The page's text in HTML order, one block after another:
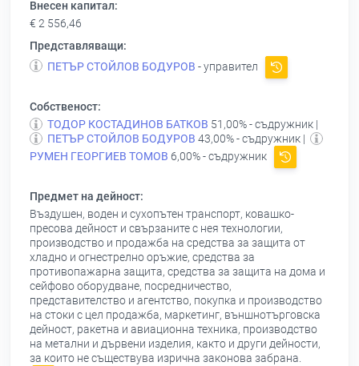
Внесен капитал:
€ 2 556,46
Представляващи:
ПЕТЪР СТОЙЛОВ БОДУРОВ - управител
Собственост:
ТОДОР КОСТАДИНОВ БАТКОВ 51,00% - съдружник |
ПЕТЪР СТОЙЛОВ БОДУРОВ 43,00% - съдружник |
РУМЕН ГЕОРГИЕВ ТОМОВ 6,00% - съдружник
Предмет на дейност:
Въздушен, воден и сухопътен транспорт, ковашко-
пресова дейност и свързаните с нея технологии,
производство и продажба на средства за защита от
хладно и огнестрелно оръжие, средства за
противопажарна защита, средства за защита на дома и
сейфово оборудване, посредничество,
представителство и агентство, покупка и производство
на стоки с цел продажба, маркетинг, външнотърговска
дейност, ракетна и авиационна техника, производство
на метални и дървени изделия, както и други дейности,
за които не съществува изрична законова забрана.